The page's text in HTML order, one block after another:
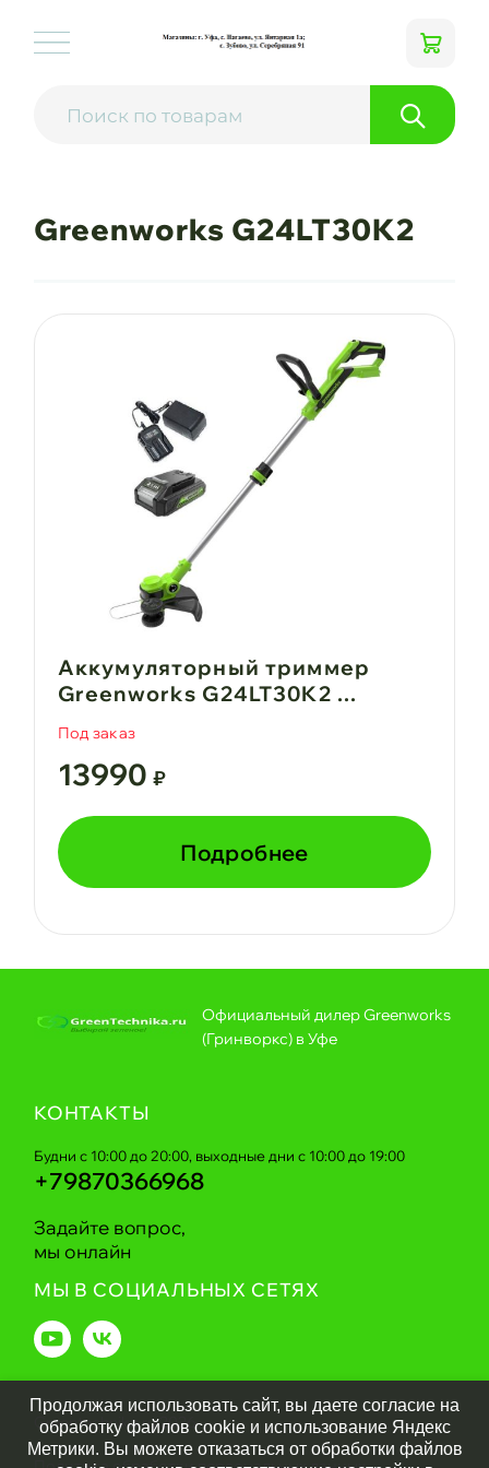
Greenworks G24LT30K2
Аккумуляторный триммер
Greenworks G24LT30K2 ...
Под заказ
13990 ₽
Подробнее
Официальный дилер Greenworks
(Гринворкс) в Уфе
КОНТАКТЫ
Будни с 10:00 до 20:00, выходные дни с 10:00 до 19:00
+79870366968
Задайте вопрос,
мы онлайн
МЫ В СОЦИАЛЬНЫХ СЕТЯХ
Greentechnika.ru2026
Продолжая использовать сайт, вы даете согласие на
обработку файлов cookie и использование Яндекс
Метрики. Вы можете отказаться от обработки файлов